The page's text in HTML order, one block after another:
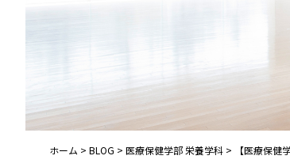
ホーム > BLOG > 医療保健学部 栄養学科 > 【医療保